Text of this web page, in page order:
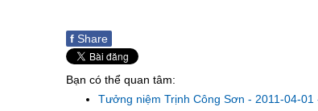
f Share
Bạn có thể quan tâm:
Tưởng niệm Trịnh Công Sơn - 2011-04-01